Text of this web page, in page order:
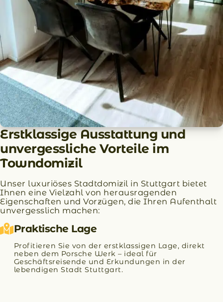
Erstklassige Ausstattung und
unvergessliche Vorteile im
Towndomizil
Unser luxuriöses Stadtdomizil in Stuttgart bietet
Ihnen eine Vielzahl von herausragenden
Eigenschaften und Vorzügen, die Ihren Aufenthalt
unvergesslich machen:
Praktische Lage
Profitieren Sie von der erstklassigen Lage, direkt
neben dem Porsche Werk – ideal für
Geschäftsreisende und Erkundungen in der
lebendigen Stadt Stuttgart.